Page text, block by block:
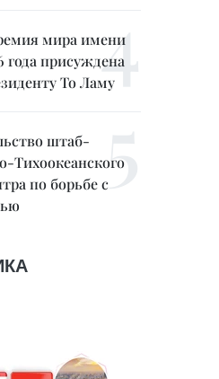
мира имени
года присуждена
То Ламу
штаб-
Тихоокеанского
по борьбе с